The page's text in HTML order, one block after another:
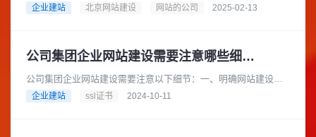
“做网站的公司”这个概念，以及您可以如何选择合适的公司来帮您
企业建站 北京网站建设 网站的公司 2025-02-13
公司集团企业网站建设需要注意哪些细节？
公司集团企业网站建设需要注意以下细节：一、明确网站建设目
标在建设网站之前，公司集团企业应明确网站的建设目标。例
企业建站 ssl证书 2024-10-11